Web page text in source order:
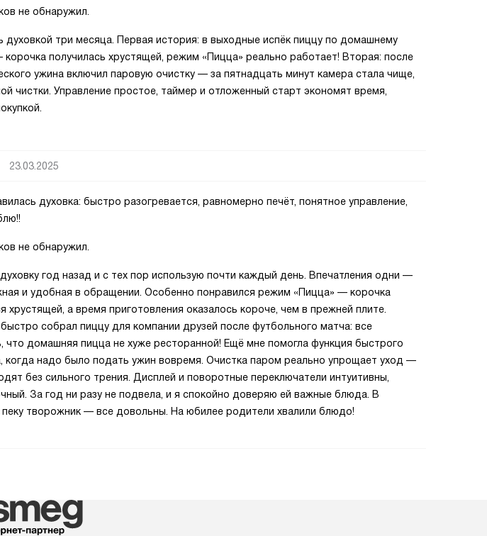
не обнаружил.
духовкой три месяца. Первая история: в выходные испёк пиццу по домашнему
получилась хрустящей, режим «Пицца» реально работает! Вторая: после
ужина включил паровую очистку — за пятнадцать минут камера стала чище,
чистки. Управление простое, таймер и отложенный старт экономят время,
23.03.2025
духовка: быстро разогревается, равномерно печёт, понятное управление,
не обнаружил.
духовку год назад и с тех пор использую почти каждый день. Впечатления одни —
и удобная в обращении. Особенно понравился режим «Пицца» — корочка
хрустящей, а время приготовления оказалось короче, чем в прежней плите.
собрал пиццу для компании друзей после футбольного матча: все
что домашняя пицца не хуже ресторанной! Ещё мне помогла функция быстрого
когда надо было подать ужин вовремя. Очистка паром реально упрощает уход —
без сильного трения. Дисплей и поворотные переключатели интуитивны,
За год ни разу не подвела, и я спокойно доверяю ей важные блюда. В
творожник — все довольны. На юбилее родители хвалили блюдо!